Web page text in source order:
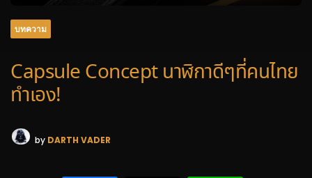
บทความ
Capsule Concept นาฬิกาดีๆที่คนไทย
ทำเอง!
by DARTH VADER